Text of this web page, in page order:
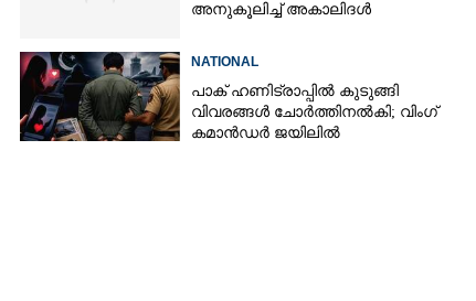
അനുകൂലിച്ച് അകാലിദൾ
NATIONAL
പാക് ഹണിട്രാപ്പിൽ കുടുങ്ങി
വിവരങ്ങൾ ചോർത്തിനൽകി;​ വിംഗ്
കമാൻഡർ ജയിലിൽ